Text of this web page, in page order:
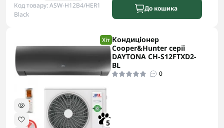
Код товару: ASW-H12B4/HER1
Black
До кошика
Хіт
5
Кондиціонер
Cooper&Hunter серії
DAYTONA CH-S12FTXD2-
BL
0